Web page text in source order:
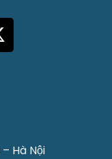
Hà Nội